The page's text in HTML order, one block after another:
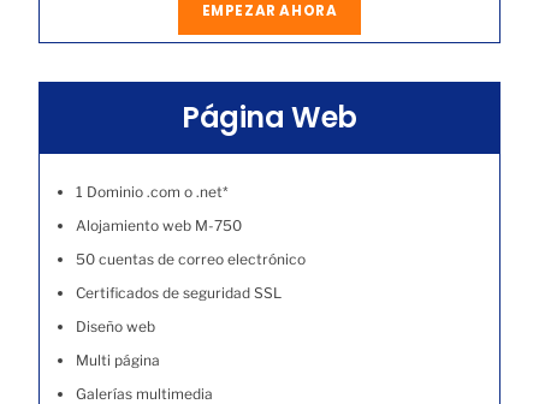
EMPEZAR AHORA
Página Web
1 Dominio .com o .net*
Alojamiento web M-750
50 cuentas de correo electrónico
Certificados de seguridad SSL
Diseño web
Multi página
Galerías multimedia